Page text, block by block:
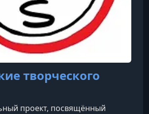
творческого
проект, посвящённый